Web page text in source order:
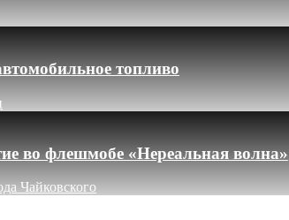
топливо
во флешмобе «Нереальная волна»
Чайковского